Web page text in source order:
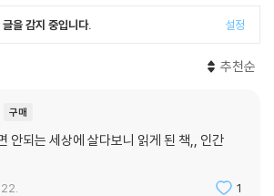
람들이 일본을 통치하게 되었을 때, 결과가 과정
과격함은 결국 옳았다. 일본은 옳은 나라이므로
하고 / 옳은’ 전쟁이므로 싸운다는 뜻이 아니다.
만큼 무모한 전쟁이므로 / 옳다’는 무서운 관념이
서 살아남지 못해 지워진 미토 번 대신 어쨌든 살
죠슈와 사쓰마의 운명은 이후 일본이 겪은 폭주
이제 일본이 재통일되었으니 ‘유신’을 선포한
없었다. 지금은 메이지 유신 원년으로 불리지
서는 신정부가 수립되고 다른 쪽에서는 치열한
》에 기록된 표현이다. 고대 중국의 주나라가 체
해 멸망의 위기를 극복하고 되살아난 사건을 유신
어엎은 신정부세력은 자신들의 성공을 어떻게 표
》에서 ‘유신’이라는 표현을 찾아 사용했다.
을 감지 중입니다. 설정
추천순
구매
안되는 세상에 살다보니 읽게 된 책,, 인간
1